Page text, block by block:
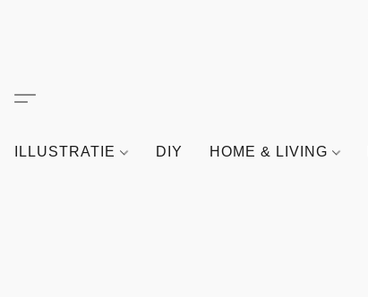
ILLUSTRATIE DIY HOME & LIVING